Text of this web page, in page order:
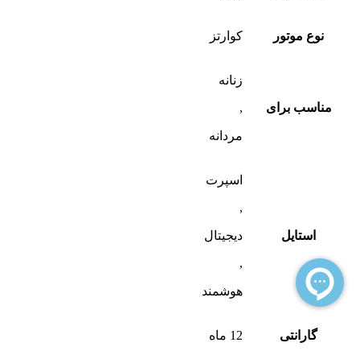
نوع موتور کوارتز
مناسب برای
زنانه
,
مردانه
استایل
اسپرت
,
دیجیتال
,
هوشمند
گارانتی 12 ماه